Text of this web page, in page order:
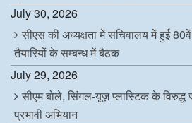
July 30, 2026
सीएस की अध्यक्षता में सचिवालय में हुई
तैयारियों के सम्बन्ध में बैठक
July 29, 2026
सीएम बोले, सिंगल-यूज़ प्लास्टिक के विरुद्ध
प्रभावी अभियान